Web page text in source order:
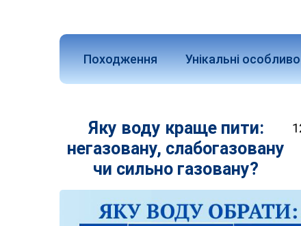
Походження Унікальні
Яку воду краще пити:
негазовану, слабогазовану
чи сильно газовану?